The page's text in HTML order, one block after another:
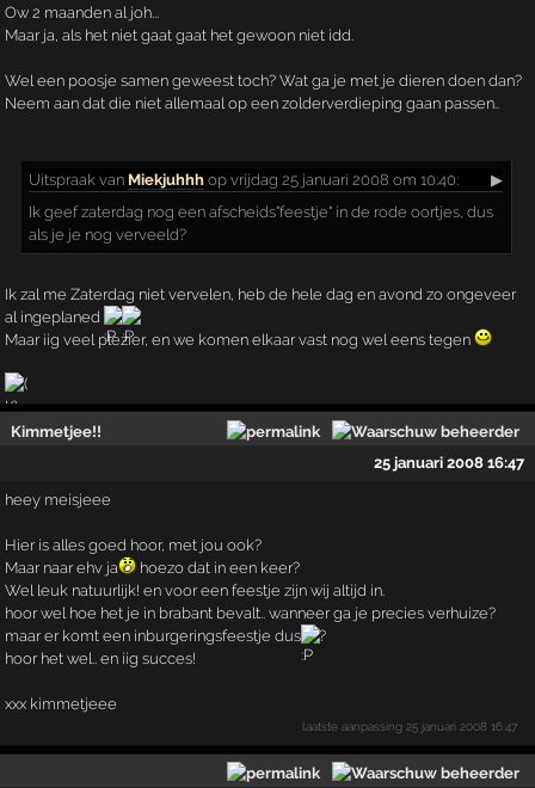
Ow 2 maanden al joh...
Maar ja, als het niet gaat gaat het gewoon niet idd.
Wel een poosje samen geweest toch? Wat ga je met je dieren doen dan?
Neem aan dat die niet allemaal op een zolderverdieping gaan passen..
Uitspraak van Miekjuhhh op vrijdag 25 januari 2008 om 10:40:
▶
Ik geef zaterdag nog een afscheids"feestje" in de rode oortjes, dus
als je je nog verveeld?
Ik zal me Zaterdag niet vervelen, heb de hele dag en avond zo ongeveer
al ingeplaned
Maar iig veel plezier, en we komen elkaar vast nog wel eens tegen
Kimmetjee!!
25 januari 2008 16:47
heey meisjeee
Hier is alles goed hoor, met jou ook?
Maar naar ehv ja
hoezo dat in een keer?
Wel leuk natuurlijk! en voor een feestje zijn wij altijd in.
hoor wel hoe het je in brabant bevalt.. wanneer ga je precies verhuize?
maar er komt een inburgeringsfeestje dus
?
hoor het wel.. en iig succes!
xxx kimmetjeee
laatste aanpassing 25 januari 2008 16:47